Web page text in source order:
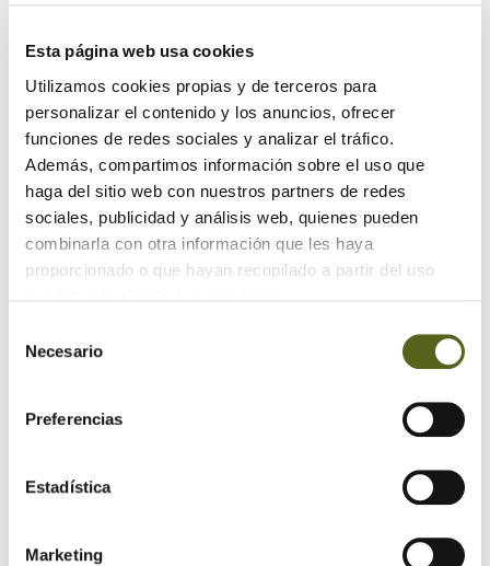
Esta página web usa cookies
Utilizamos cookies propias y de terceros para
personalizar el contenido y los anuncios, ofrecer
funciones de redes sociales y analizar el tráfico.
Además, compartimos información sobre el uso que
haga del sitio web con nuestros partners de redes
sociales, publicidad y análisis web, quienes pueden
combinarla con otra información que les haya
proporcionado o que hayan recopilado a partir del uso
Necesario
Preferencias
Estadística
Marketing